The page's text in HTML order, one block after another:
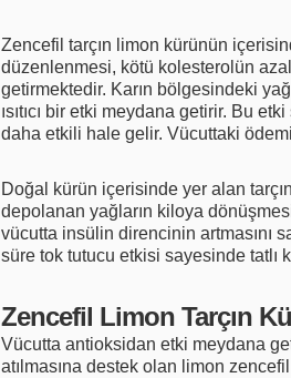
Zencefil tarçın limon kürünün
düzenlenmesi, kötü kolesterolün
getirmektedir. Karın bölgesindeki
ısıtıcı bir etki meydana getirir. Bu
daha etkili hale gelir. Vücuttaki ödemi
Doğal kürün içerisinde yer alan
depolanan yağların kiloya
vücutta insülin direncinin artmasını
süre tok tutucu etkisi sayesinde tatlı
Zencefil Limon Tarçın
Vücutta antioksidan etki meydana
atılmasına destek olan limon